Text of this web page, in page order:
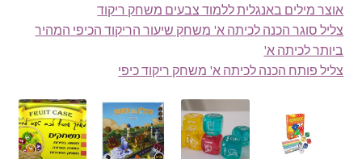
אוצר מילים באנגלית ללמוד צבעים משחק ריקוד
צליל סוגר הכנה לכיתה א' משחק שיעור הריקוד הכיפי המהיר
ביותר לכיתה א'
צליל פותח הכנה לכיתה א' משחק ריקוד כיפי